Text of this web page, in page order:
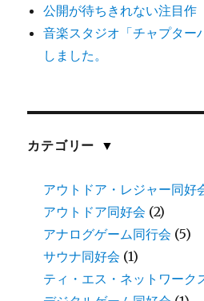
公開が待ちきれない注目作
音楽スタジオ「チャプター
しました。
カテゴリー ▼
アウトドア・レジャー同好
アウトドア同好会 (2)
アナログゲーム同行会 (5)
サウナ同好会 (1)
ティ・エス・ネットワーク